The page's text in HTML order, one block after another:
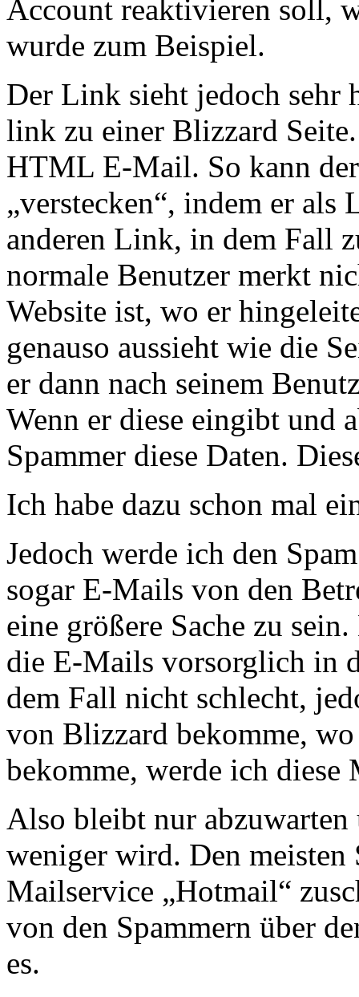
Account reaktivieren soll,
wurde zum Beispiel.
Der Link sieht jedoch sehr
link zu einer Blizzard
HTML E-Mail. So kann
„verstecken“, indem er
anderen Link, in dem Fall
normale Benutzer merkt
Website ist, wo er
genauso aussieht wie die
er dann nach seinem
Wenn er diese eingibt und
Spammer diese Daten.
Ich habe dazu schon mal
Jedoch werde ich den
sogar E-Mails von den
eine größere Sache zu
die E-Mails vorsorglich in
dem Fall nicht schlecht,
von Blizzard bekomme,
bekomme, werde ich diese
Also bleibt nur abzuwarten
weniger wird. Den
Mailservice „Hotmail“
von den Spammern über
es.